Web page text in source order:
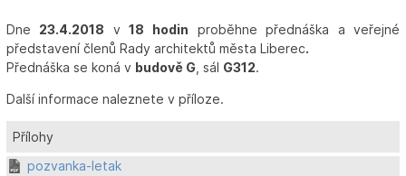
Dne 23.4.2018 v18 hodin proběhne přednáška a veřejné
představení členů Rady architektů města Liberec.
Přednáška se koná v budově G, sál G312.
Další informace naleznete v příloze.
Přílohy
pozvanka-letak